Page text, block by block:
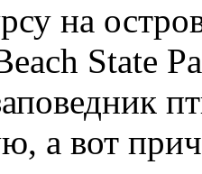
на
State
а вот